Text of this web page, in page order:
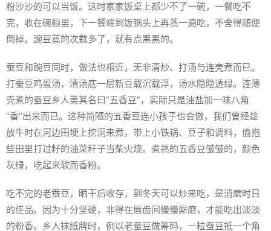
粉沙沙的可以当饭。这时家家饭桌上都少不了一碗，一餐吃不
完，收在碗橱里，下一餐端到饭锅头上再蒸一遍吃，不舍得随便
倒掉。豌豆蒸的次数多了，就有点黑黑的。
蚕豆和豌豆同时，做法也相近，无非清炒、打汤与连壳煮而已。
打蚕豆鸡蛋汤，清汤底一层新豆载沉载浮，汤水隐隐透绿。连薄
壳煮的蚕豆乡人美其名曰“五香豆”，实际只是油盐加一味八角
“香”出来而已。这种简陋的五香豆连小孩子也会做，我们曾经趁
放牛时在河边田埂上挖洞来煮，带上小铁锅、豆子和调料，偷抱
些田里打过籽的油菜秆子当柴火烧。煮熟的五香豆皱皱的，颜色
灰绿，吃起来软而香粉。
吃不完的老蚕豆，晒干后收存，到冬天可以炒来吃，是消磨时日
的佳品。因为十分坚硬，非得在唇齿间慢慢厮磨，才能吃出淡淡
的粉香。乡人抹纸牌时，例以老蚕豆做筹码，一粒蚕豆抵一个角